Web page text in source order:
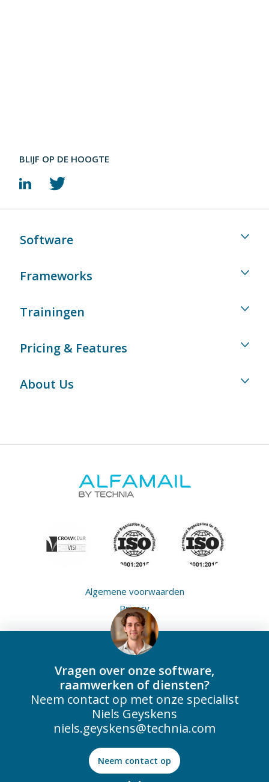
BLIJF OP DE HOOGTE
Software
Frameworks
Trainingen
Pricing & Features
About Us
Algemene voorwaarden
Privacy
Cookies
Vragen over onze software,
raamwerken of diensten?
Neem contact op met onze specialist
Niels Geyskens
niels.geyskens@technia.com
Neem contact op